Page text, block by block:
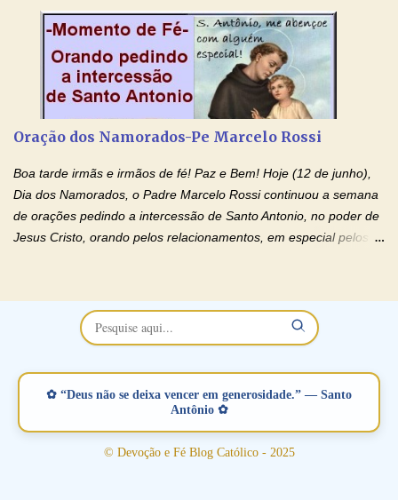
no programa de rádio Momento de Fé, pela cura dos
relacionamentos. Seu relacionamento está doente? Você está
sofrendo? Então ouça o Momento de Fé e entre nesta corrente
de orações abençoadas, d eixe o Amor Ágape de Jesus curar e
restaurar você e seu relacionamento. Adriana-Devoção e Fé
Oração Pelos Casais Que Estão Separados Casais que estão
separados, devido ao envolvimento de outras pessoas no
relacionamento e que minaram, espiritualmente, a relação do
casal. Vamos orar (coloque o seu esposo ou esposa diante de
Deus). "Senhor Jesus, restaura os laços ...
Oração dos Namorados-Pe Marcelo Rossi
Boa tarde irmãs e irmãos de fé! Paz e Bem! Hoje (12 de junho),
Dia dos Namorados, o Padre Marcelo Rossi continuou a semana
de orações pedindo a intercessão de Santo Antonio, no poder de
Jesus Cristo, orando pelos relacionamentos, em especial pelos
maravilhosos cartões que coloquei aqui para vocês. Não perca
esta abençoada semana no Momento de Fé do Padre Marcelo,
vamos juntos formar esta forte corrente de orações. Você que
verdadeiro, ou que está com problemas no relacionamento
amoroso, creia na poderosa intercessão deste santo amigo:
Santo Antonio! Tenha fé, não desista, pois ele intercede por nós
junto a Jesus! Fique no Amor Ágape de Jesus e no Amor Materno
✿ “Deus não se deixa vencer em generosidade.” — Santo
Antônio ✿
© Devoção e Fé Blog Católico - 2025